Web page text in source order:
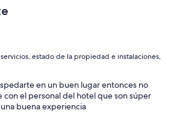
estado de la propiedad e instalaciones,
en un buen lugar entonces no
el personal del hotel que son súper
buena experiencia